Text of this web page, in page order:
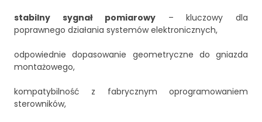
stabilny sygnał pomiarowy – kluczowy dla
poprawnego działania systemów elektronicznych,
odpowiednie dopasowanie geometryczne do gniazda
montażowego,
kompatybilność z fabrycznym oprogramowaniem
sterowników,